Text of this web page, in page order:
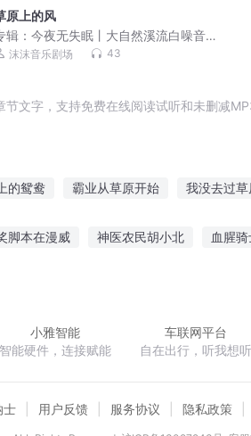
原上的风
辑：今夜无失眠丨大自然溪流白噪音 |
眠助眠
沫沫音乐剧场 43
文字，支持免费在线阅读试听和未删减
的鸳鸯 霸业从草原开始 我没去过
脚本在漫威 神医农民胡小北 血腥
小雅智能
智能硬件，连接赋能
车联网平台
自在出行，听我想听
士 用户反馈 服务协议 隐私政策